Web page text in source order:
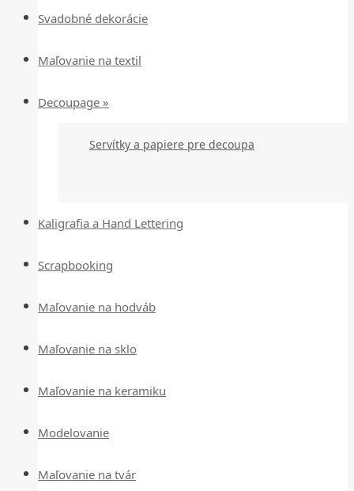
Svadobné dekorácie
Maľovanie na textil
Decoupage »
Servítky a papiere pre decoupa
Kaligrafia a Hand Lettering
Scrapbooking
Maľovanie na hodváb
Maľovanie na sklo
Maľovanie na keramiku
Modelovanie
Maľovanie na tvár